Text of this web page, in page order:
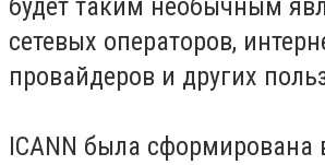
будет таким необычным
сетевых операторов,
провайдеров и других
ICANN была сформирована